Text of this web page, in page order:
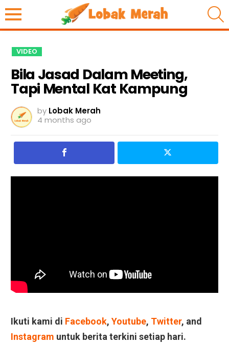
VIDEO
Bila Jasad Dalam Meeting,
Tapi Mental Kat Kampung
by Lobak Merah
4 months ago
Ikuti kami di Facebook,Youtube, Twitter, and
Instagram untuk berita terkini setiap hari.